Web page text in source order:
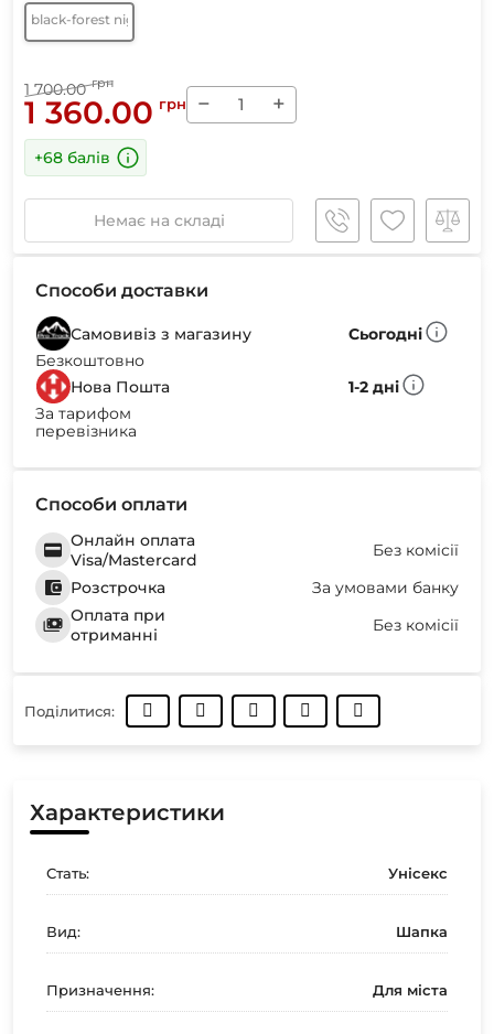
black-forest night
1 700.00 грн
1 360.00 грн − +
+68 балів
Немає на складі
Способи доставки
Самовивіз з магазину
Сьогодні
Безкоштовно
Нова Пошта
1-2 дні
За тарифом
перевізника
Способи оплати
Онлайн оплата
Visa/Mastercard
Без комісії
Розстрочка
За умовами банку
Оплата при
отриманні
Без комісії
Поділитися:
Характеристики
Стать: Унісекс
Вид: Шапка
Призначення: Для міста